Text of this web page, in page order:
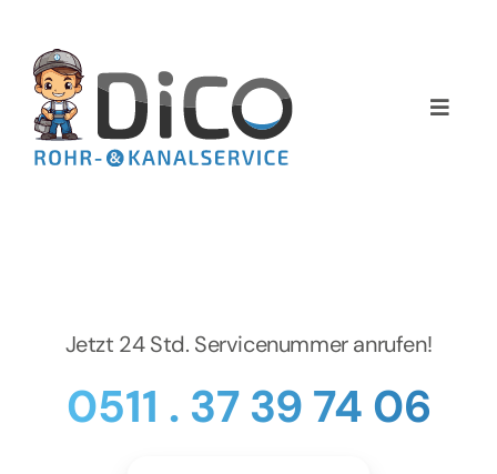
springen
Toggle
Home
Jetzt 24 Std. Servicenummer anrufen!
0511 . 37 39 74 06